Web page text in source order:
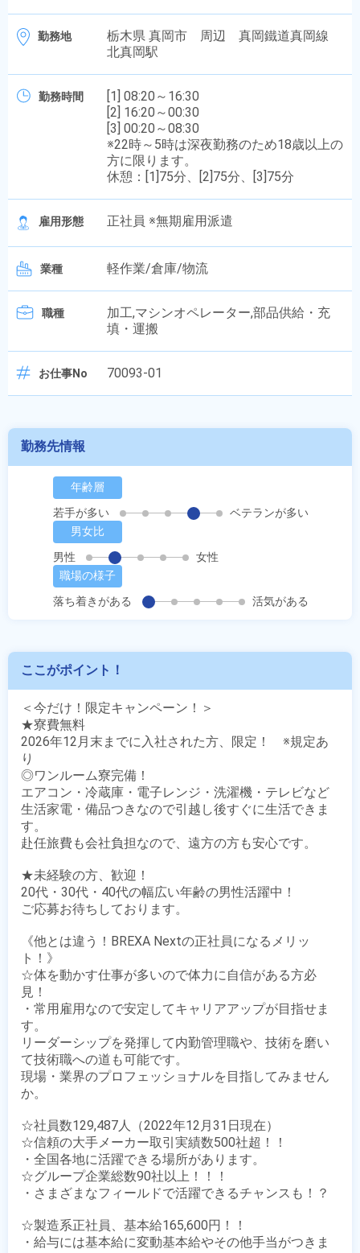
勤務地
栃木県 真岡市 周辺 真岡鐵道真岡線
北真岡駅
勤務時間
[1] 08:20～16:30
[2] 16:20～00:30
[3] 00:20～08:30
※22時～5時は深夜勤務のため18歳以上の
方に限ります。
休憩：[1]75分、[2]75分、[3]75分
雇用形態 正社員 ※無期雇用派遣
業種 軽作業/倉庫/物流
職種
加工,マシンオペレーター,部品供給・充
填・運搬
お仕事No 70093-01
勤務先情報
年齢層
若手が多い
ベテランが多い
男女比
男性
女性
職場の様子
落ち着きがある
活気がある
ここがポイント！
＜今だけ！限定キャンペーン！＞
★寮費無料
2026年12月末までに入社された方、限定！　※規定あ
り
◎ワンルーム寮完備！
エアコン・冷蔵庫・電子レンジ・洗濯機・テレビなど
生活家電・備品つきなので引越し後すぐに生活できま
す。
赴任旅費も会社負担なので、遠方の方も安心です。
★未経験の方、歓迎！
20代・30代・40代の幅広い年齢の男性活躍中！
ご応募お待ちしております。
《他とは違う！BREXA Nextの正社員になるメリッ
ト！》
☆体を動かす仕事が多いので体力に自信がある方必
見！
・常用雇用なので安定してキャリアアップが目指せま
す。
リーダーシップを発揮して内勤管理職や、技術を磨い
て技術職への道も可能です。
現場・業界のプロフェッショナルを目指してみません
か。
☆社員数129,487人（2022年12月31日現在）
☆信頼の大手メーカー取引実績数500社超！！
・全国各地に活躍できる場所があります。
☆グループ企業総数90社以上！！！
・さまざまなフィールドで活躍できるチャンスも！？
☆製造系正社員、基本給165,600円！！
・給与には基本給に変動基本給やその他手当がつきま